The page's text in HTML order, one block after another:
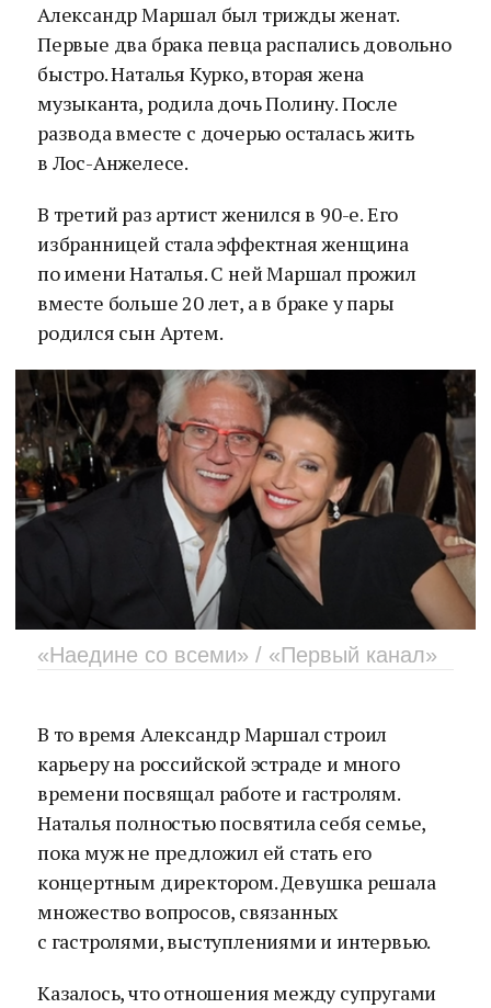
Александр Маршал был трижды женат.
Первые два брака певца распались довольно
быстро. Наталья Курко, вторая жена
музыканта, родила дочь Полину. После
развода вместе с дочерью осталась жить
в Лос-Анжелесе.
В третий раз артист женился в 90-е. Его
избранницей стала эффектная женщина
по имени Наталья. С ней Маршал прожил
вместе больше 20 лет, а в браке у пары
родился сын Артем.
«Наедине со всеми» / «Первый канал»
В то время Александр Маршал строил
карьеру на российской эстраде и много
времени посвящал работе и гастролям.
Наталья полностью посвятила себя семье,
пока муж не предложил ей стать его
концертным директором. Девушка решала
множество вопросов, связанных
с гастролями, выступлениями и интервью.
Казалось, что отношения между супругами